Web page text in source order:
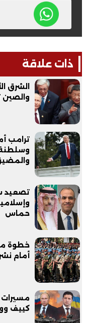
ذات علاقة
الشرق
والصين
ترامب
وسلطنة
تصعيد
حماس
خطوة
أمام
مسيرات
كييف